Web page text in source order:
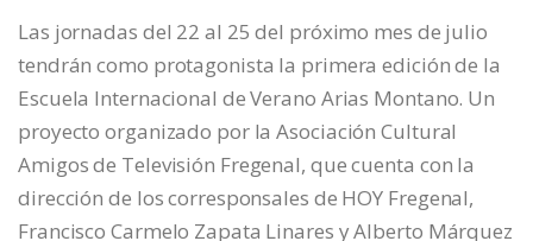
Las jornadas del 22 al 25 del próximo mes de julio
tendrán como protagonista la primera edición de la
Escuela Internacional de Verano Arias Montano. Un
proyecto organizado por la Asociación Cultural
Amigos de Televisión Fregenal, que cuenta con la
dirección de los corresponsales de HOY Fregenal,
Francisco Carmelo Zapata Linares y Alberto Márquez